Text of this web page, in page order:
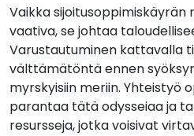
Vaikka sijoitusoppimiskäyrän
vaativa, se johtaa
Varustautuminen kattavalla
välttämätöntä ennen
myrskyisiin meriin. Yhteistyö
parantaa tätä odysseiaa ja
resursseja, jotka voisivat